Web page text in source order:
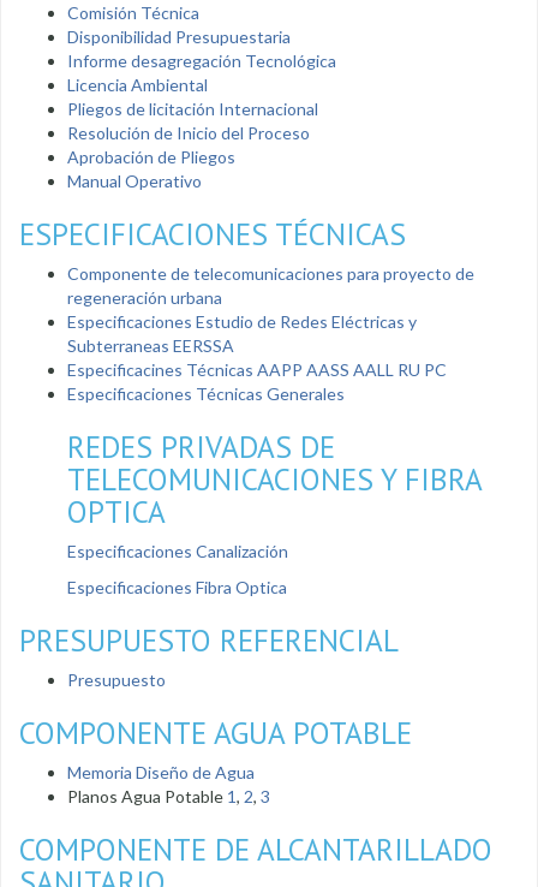
Comisión Técnica
Disponibilidad Presupuestaria
Informe desagregación Tecnológica
Licencia Ambiental
Pliegos de licitación Internacional
Resolución de Inicio del Proceso
Aprobación de Pliegos
Manual Operativo
ESPECIFICACIONES TÉCNICAS
Componente de telecomunicaciones para proyecto de
regeneración urbana
Especificaciones Estudio de Redes Eléctricas y
Subterraneas EERSSA
Especificacines Técnicas AAPP AASS AALL RU PC
Especificaciones Técnicas Generales
REDES PRIVADAS DE
TELECOMUNICACIONES Y FIBRA
OPTICA
Especificaciones Canalización
Especificaciones Fibra Optica
PRESUPUESTO REFERENCIAL
Presupuesto
COMPONENTE AGUA POTABLE
Memoria Diseño de Agua
Planos Agua Potable 1, 2, 3
COMPONENTE DE ALCANTARILLADO